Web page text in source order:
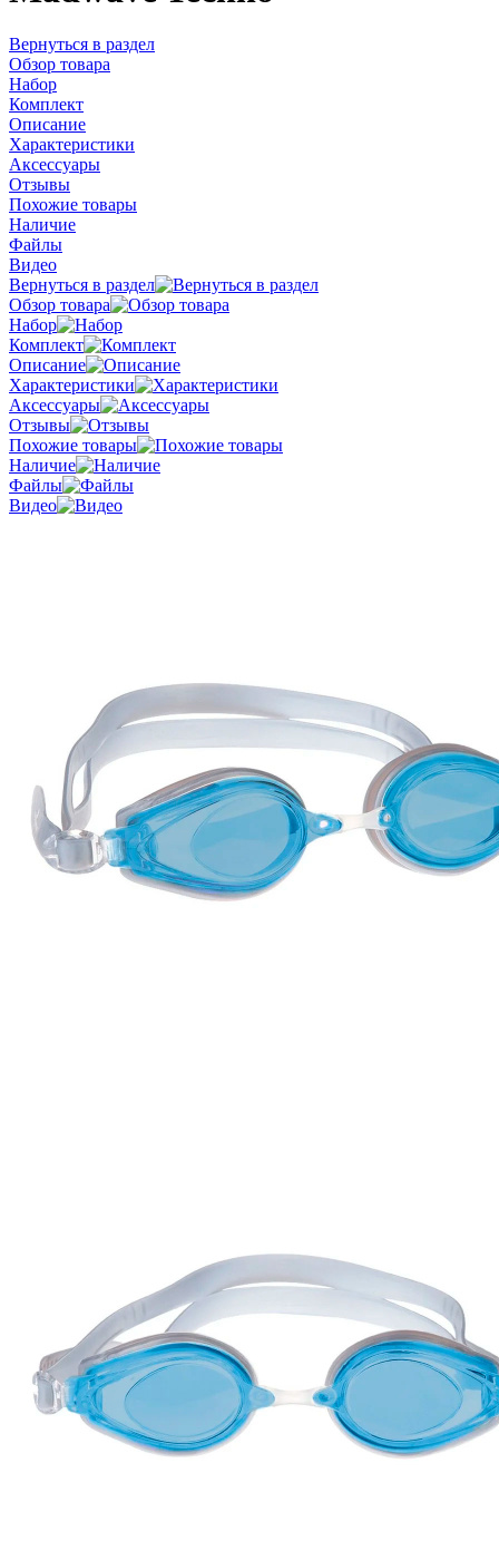
Вернуться в раздел
Обзор товара
Набор
Комплект
Описание
Характеристики
Аксессуары
Отзывы
Похожие товары
Наличие
Файлы
Видео
Вернуться в раздел
Обзор товара
Набор
Комплект
Описание
Характеристики
Аксессуары
Отзывы
Похожие товары
Наличие
Файлы
Видео